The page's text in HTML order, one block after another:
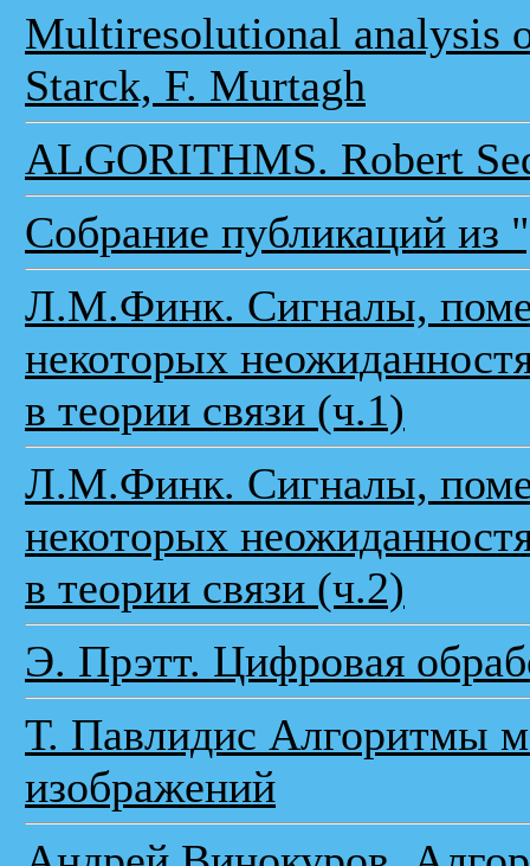
Multiresolutional analysis
Starck, F. Murtagh
ALGORITHMS. Robert
Собрание публикаций
Л.М.Финк. Сигналы,
некоторых
в теории связи (ч.1)
Л.М.Финк. Сигналы,
некоторых
в теории связи (ч.2)
Э. Прэтт. Цифровая
Т. Павлидис Алгоритмы
изображений